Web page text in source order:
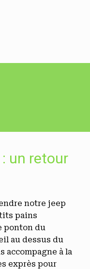
un retour
notre jeep
pains
ponton du
au dessus du
accompagne à la
exprès pour